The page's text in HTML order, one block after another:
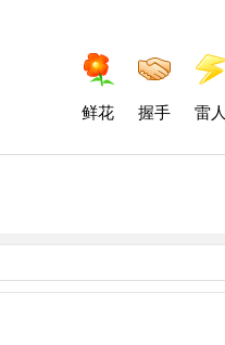
鲜花 握手 雷